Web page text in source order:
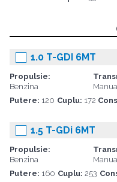
1.0 T-GDI 6MT
Propulsie:
Benzina
Putere: 120 Cuplu: 172
1.5 T-GDi 6MT
Propulsie:
Benzina
Putere: 160 Cuplu: 253